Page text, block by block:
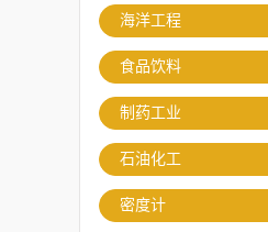
海洋工程
食品饮料
制药工业
石油化工
密度计